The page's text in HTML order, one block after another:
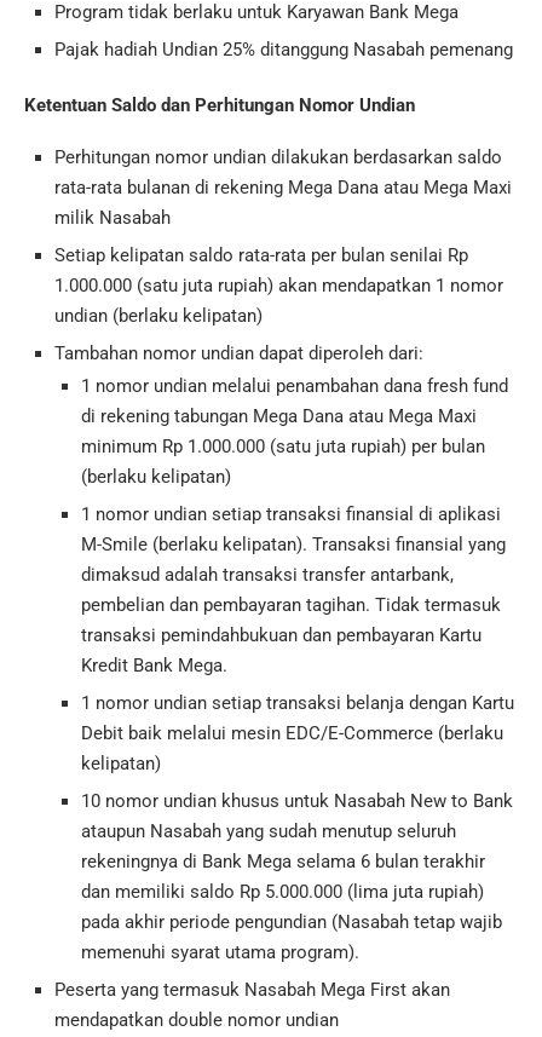
Program tidak berlaku untuk Karyawan Bank Mega
Pajak hadiah Undian 25% ditanggung Nasabah pemenang
Ketentuan Saldo dan Perhitungan Nomor Undian
Perhitungan nomor undian dilakukan berdasarkan saldo
rata-rata bulanan di rekening Mega Dana atau Mega Maxi
milik Nasabah
Setiap kelipatan saldo rata-rata per bulan senilai Rp
1.000.000 (satu juta rupiah) akan mendapatkan 1 nomor
undian (berlaku kelipatan)
Tambahan nomor undian dapat diperoleh dari:
1 nomor undian melalui penambahan dana fresh fund
di rekening tabungan Mega Dana atau Mega Maxi
minimum Rp 1.000.000 (satu juta rupiah) per bulan
(berlaku kelipatan)
1 nomor undian setiap transaksi finansial di aplikasi
M-Smile (berlaku kelipatan). Transaksi finansial yang
dimaksud adalah transaksi transfer antarbank,
pembelian dan pembayaran tagihan. Tidak termasuk
transaksi pemindahbukuan dan pembayaran Kartu
Kredit Bank Mega.
1 nomor undian setiap transaksi belanja dengan Kartu
Debit baik melalui mesin EDC/E-Commerce (berlaku
kelipatan)
10 nomor undian khusus untuk Nasabah New to Bank
ataupun Nasabah yang sudah menutup seluruh
rekeningnya di Bank Mega selama 6 bulan terakhir
dan memiliki saldo Rp 5.000.000 (lima juta rupiah)
pada akhir periode pengundian (Nasabah tetap wajib
memenuhi syarat utama program).
Peserta yang termasuk Nasabah Mega First akan
mendapatkan double nomor undian